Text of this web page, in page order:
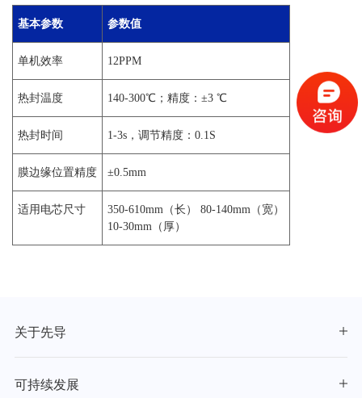
基本参数 参数值
单机效率 12PPM
热封温度 140-300℃；精度：±3 ℃
热封时间 1-3s，调节精度：0.1S
膜边缘位置精度 ±0.5mm
适用电芯尺寸
350-610mm（长） 80-140mm（宽）
10-30mm（厚）
关于先导
可持续发展